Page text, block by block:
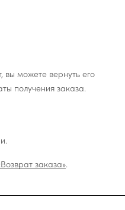
вы можете вернуть его
получения заказа.
заказа».